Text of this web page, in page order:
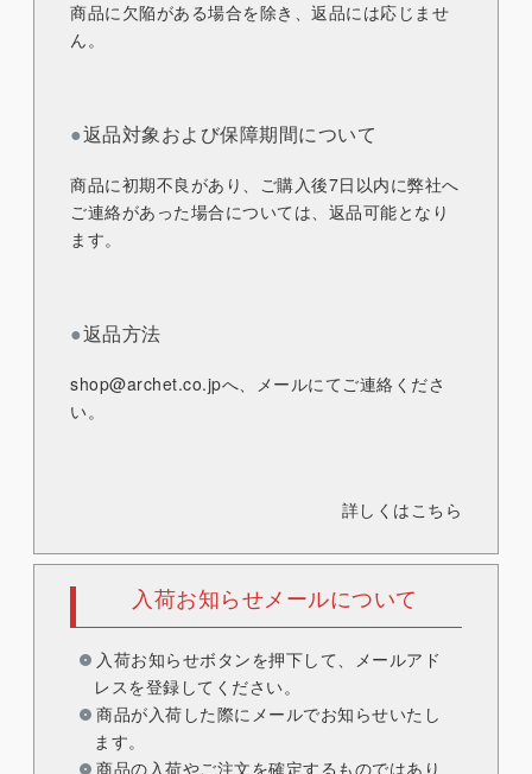
商品に欠陥がある場合を除き、返品には応じませ
ん。
●返品対象および保障期間について
商品に初期不良があり、ご購入後7日以内に弊社へ
ご連絡があった場合については、返品可能となり
ます。
●返品方法
shop@archet.co.jpへ、メールにてご連絡くださ
い。
詳しくはこちら
入荷お知らせメールについて
入荷お知らせボタンを押下して、メールアド
レスを登録してください。
商品が入荷した際にメールでお知らせいたし
ます。
商品の入荷やご注文を確定するものではあり